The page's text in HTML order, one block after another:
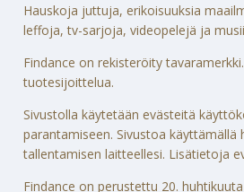
Hauskoja juttuja, erikoisuuksia
leffoja, tv-sarjoja, videopelejä ja
Findance on rekisteröity
tuotesijoittelua.
Sivustolla käytetään evästeitä
parantamiseen. Sivustoa käyttämällä
tallentamisen laitteellesi. Lisätietoja
Findance on perustettu 20.